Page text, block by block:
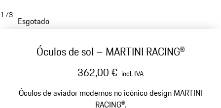
1 /3
Esgotado
Óculos de sol – MARTINI RACING®
362,00 € incl. IVA
Óculos de aviador modernos no icónico design MARTINI
RACING®.